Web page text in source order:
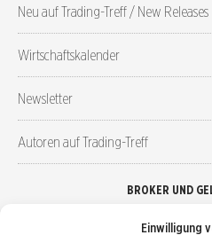
Einwilligung
Neu auf Trading-Treff / New Releases
Wirtschaftskalender
Newsletter
Autoren auf Trading-Treff
BROKER UND